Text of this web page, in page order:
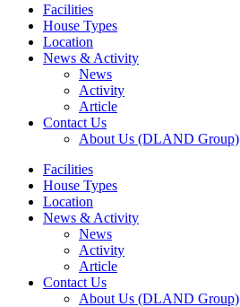
Facilities
House Types
Location
News & Activity
News
Activity
Article
Contact Us
About Us (DLAND Group)
Facilities
House Types
Location
News & Activity
News
Activity
Article
Contact Us
About Us (DLAND Group)